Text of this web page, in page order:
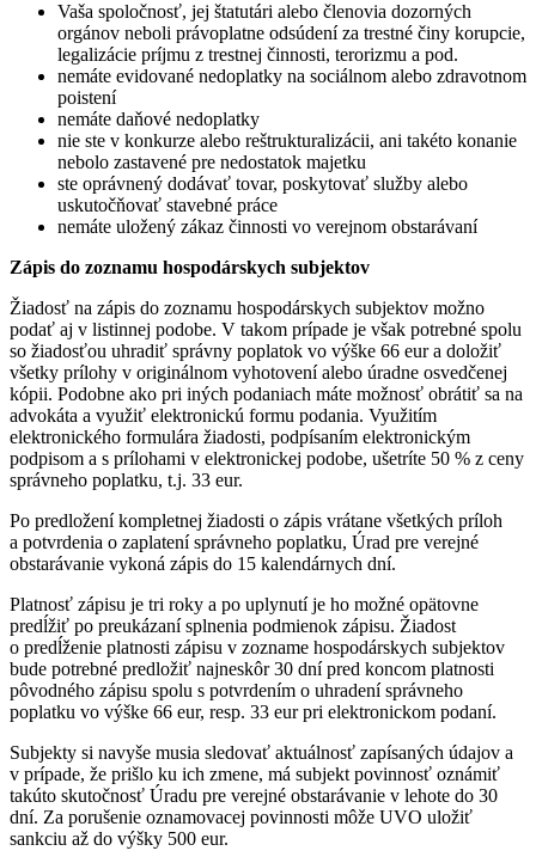
Vaša spoločnosť, jej štatutári alebo členovia dozorných
orgánov neboli právoplatne odsúdení za trestné činy korupcie,
legalizácie príjmu z trestnej činnosti, terorizmu a pod.
nemáte evidované nedoplatky na sociálnom alebo zdravotnom
poistení
nemáte daňové nedoplatky
nie ste v konkurze alebo reštrukturalizácii, ani takéto konanie
nebolo zastavené pre nedostatok majetku
ste oprávnený dodávať tovar, poskytovať služby alebo
uskutočňovať stavebné práce
nemáte uložený zákaz činnosti vo verejnom obstarávaní
Zápis do zoznamu hospodárskych subjektov
Žiadosť na zápis do zoznamu hospodárskych subjektov možno
podať aj v listinnej podobe. V takom prípade je však potrebné spolu
so žiadosťou uhradiť správny poplatok vo výške 66 eur a doložiť
všetky prílohy v originálnom vyhotovení alebo úradne osvedčenej
kópii. Podobne ako pri iných podaniach máte možnosť obrátiť sa na
advokáta a využiť elektronickú formu podania. Využitím
elektronického formulára žiadosti, podpísaním elektronickým
podpisom a s prílohami v elektronickej podobe, ušetríte 50 % z ceny
správneho poplatku, t.j. 33 eur.
Po predložení kompletnej žiadosti o zápis vrátane všetkých príloh
a potvrdenia o zaplatení správneho poplatku, Úrad pre verejné
obstarávanie vykoná zápis do 15 kalendárnych dní.
Platnosť zápisu je tri roky a po uplynutí je ho možné opätovne
predĺžiť po preukázaní splnenia podmienok zápisu. Žiadost
o predĺženie platnosti zápisu v zozname hospodárskych subjektov
bude potrebné predložiť najneskôr 30 dní pred koncom platnosti
pôvodného zápisu spolu s potvrdením o uhradení správneho
poplatku vo výške 66 eur, resp. 33 eur pri elektronickom podaní.
Subjekty si navyše musia sledovať aktuálnosť zapísaných údajov a
v prípade, že prišlo ku ich zmene, má subjekt povinnosť oznámiť
takúto skutočnosť Úradu pre verejné obstarávanie v lehote do 30
dní. Za porušenie oznamovacej povinnosti môže UVO uložiť
sankciu až do výšky 500 eur.